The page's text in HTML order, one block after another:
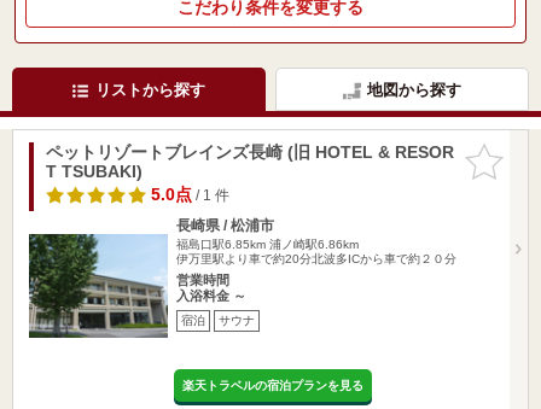
こだわり条件を変更する
リストから探す 地図から探す
お気に入
りに追加
ペットリゾートブレインズ長崎 (旧 HOTEL & RESOR
T TSUBAKI)
5.0点/ 1 件
長崎県 / 松浦市
福島口駅6.85km 浦ノ崎駅6.86km
伊万里駅より車で約20分北波多ICから車で約２０分
営業時間
入浴料金 ～
宿泊 サウナ
楽天トラベルの宿泊プランを見る